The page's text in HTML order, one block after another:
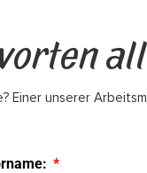
Einer unserer